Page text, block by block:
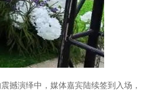
撼演绎中，媒体嘉宾陆续签到入场，